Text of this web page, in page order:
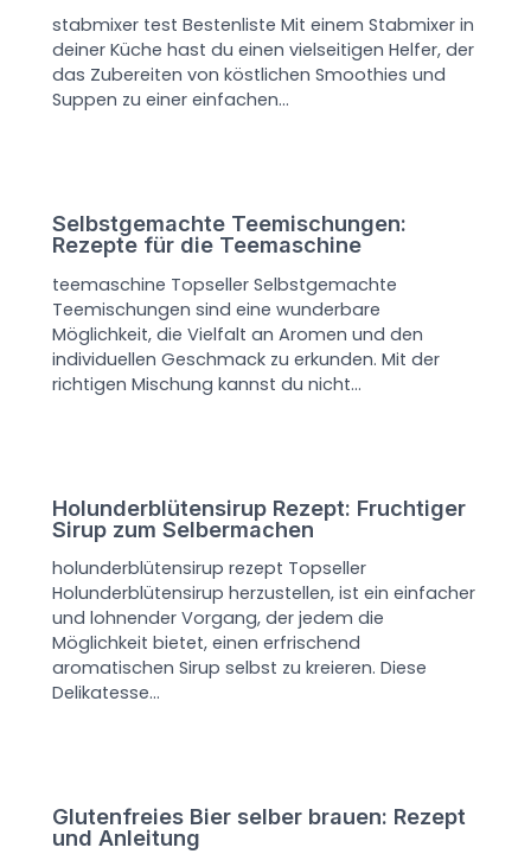
stabmixer test Bestenliste Mit einem Stabmixer in
deiner Küche hast du einen vielseitigen Helfer, der
das Zubereiten von köstlichen Smoothies und
Suppen zu einer einfachen…
Selbstgemachte Teemischungen:
Rezepte für die Teemaschine
teemaschine Topseller Selbstgemachte
Teemischungen sind eine wunderbare
Möglichkeit, die Vielfalt an Aromen und den
individuellen Geschmack zu erkunden. Mit der
richtigen Mischung kannst du nicht…
Holunderblütensirup Rezept: Fruchtiger
Sirup zum Selbermachen
holunderblütensirup rezept Topseller
Holunderblütensirup herzustellen, ist ein einfacher
und lohnender Vorgang, der jedem die
Möglichkeit bietet, einen erfrischend
aromatischen Sirup selbst zu kreieren. Diese
Delikatesse…
Glutenfreies Bier selber brauen: Rezept
und Anleitung